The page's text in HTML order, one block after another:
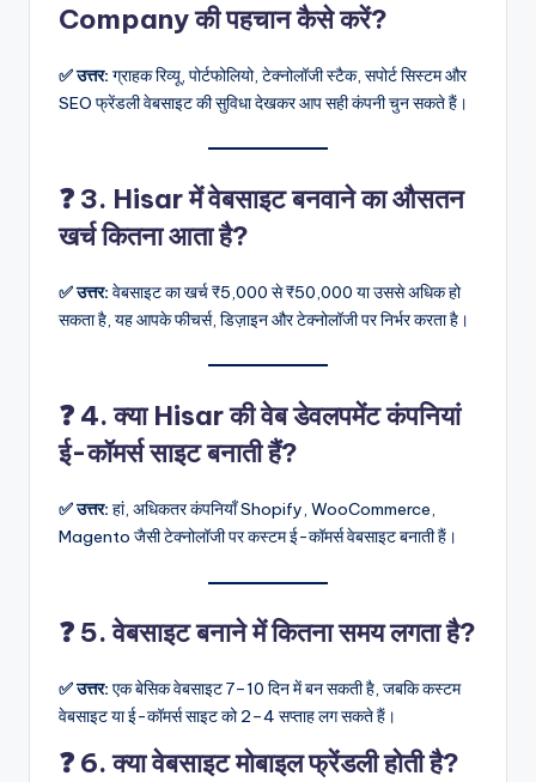
Company की पहचान कैसे करें?
✅ उत्तर: ग्राहक रिव्यू, पोर्टफोलियो, टेक्नोलॉजी स्टैक, सपोर्ट सिस्टम और
SEO फ्रेंडली वेबसाइट की सुविधा देखकर आप सही कंपनी चुन सकते हैं।
❓ 3. Hisar में वेबसाइट बनवाने का औसतन
खर्च कितना आता है?
✅ उत्तर: वेबसाइट का खर्च ₹5,000 से ₹50,000 या उससे अधिक हो
सकता है, यह आपके फीचर्स, डिज़ाइन और टेक्नोलॉजी पर निर्भर करता है।
❓ 4. क्या Hisar की वेब डेवलपमेंट कंपनियां
ई-कॉमर्स साइट बनाती हैं?
✅ उत्तर: हां, अधिकतर कंपनियाँ Shopify, WooCommerce,
Magento जैसी टेक्नोलॉजी पर कस्टम ई-कॉमर्स वेबसाइट बनाती हैं।
❓ 5. वेबसाइट बनाने में कितना समय लगता है?
✅ उत्तर: एक बेसिक वेबसाइट 7–10 दिन में बन सकती है, जबकि कस्टम
वेबसाइट या ई-कॉमर्स साइट को 2–4 सप्ताह लग सकते हैं।
❓ 6. क्या वेबसाइट मोबाइल फ्रेंडली होती है?